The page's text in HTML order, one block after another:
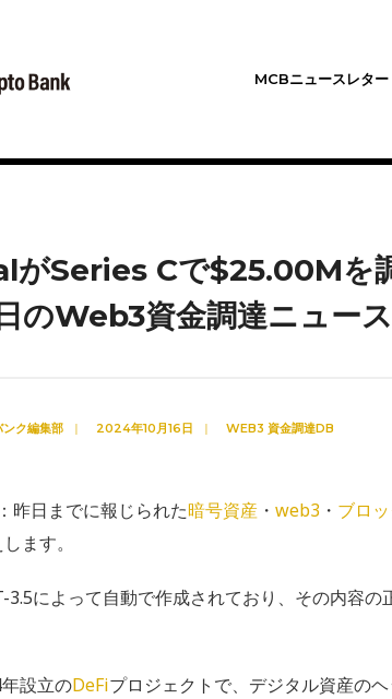
MCBニュースレター
Series Cで$25.00Mを
のWeb3資金調達ニュース
ク編集部 | 2024年10月16日 | WEB3 資金調達DB
昨日までに報じられた暗号資産 ・ web3 ・ ブロ
ます。
によって自動で作成されており、その内容の
設立のDeFiプロジェクトで、デジタル資産の